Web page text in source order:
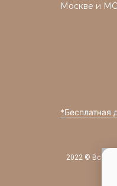
Москве и
*Бесплатная
2022 © Все